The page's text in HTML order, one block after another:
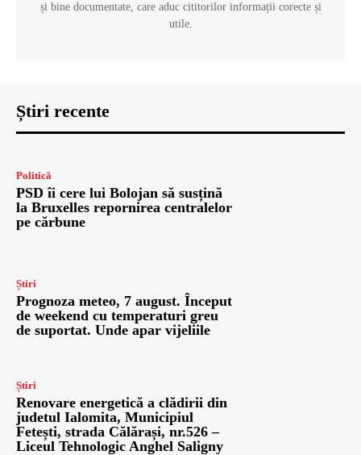
și bine documentate, care aduc cititorilor informații corecte și
utile.
Știri recente
Politică
PSD îi cere lui Bolojan să susțină
la Bruxelles repornirea centralelor
pe cărbune
Știri
Prognoza meteo, 7 august. Început
de weekend cu temperaturi greu
de suportat. Unde apar vijeliile
Știri
Renovare energetică a clădirii din
judetul Ialomita, Municipiul
Fetești, strada Călărași, nr.526 –
Liceul Tehnologic Anghel Saligny